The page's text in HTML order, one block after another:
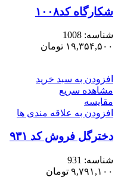
شکارگاه کد۱۰۰۸
شناسه: 1008
۱۹,۳۵۴,۵۰۰ تومان
افزودن به سبد خرید
مشاهده سریع
مقایسه
افزودن به علاقه مندی ها
دخترگل فروش کد ۹۳۱
شناسه: 931
۹,۷۹۱,۱۰۰ تومان